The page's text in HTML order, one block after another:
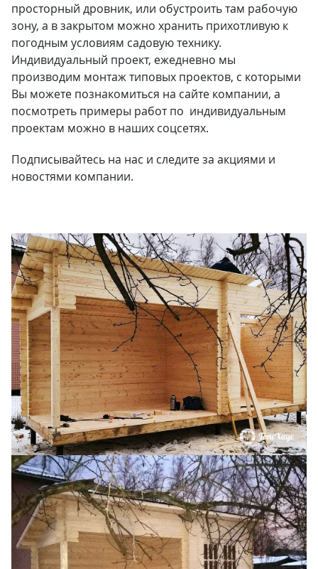
просторный дровник, или обустроить там рабочую
зону, а в закрытом можно хранить прихотливую к
погодным условиям садовую технику.
Индивидуальный проект, ежедневно мы
производим монтаж типовых проектов, с которыми
Вы можете познакомиться на сайте компании, а
посмотреть примеры работ по индивидуальным
проектам можно в наших соцсетях.
Подписывайтесь на нас и следите за акциями и
новостями компании.